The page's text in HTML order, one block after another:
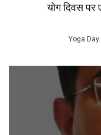
योग दिवस पर
Yoga